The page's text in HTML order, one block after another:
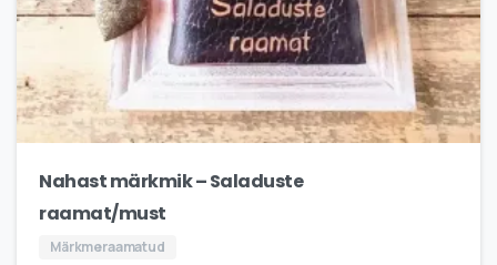
Nahast märkmik – Saladuste
raamat/must
Märkmeraamatud